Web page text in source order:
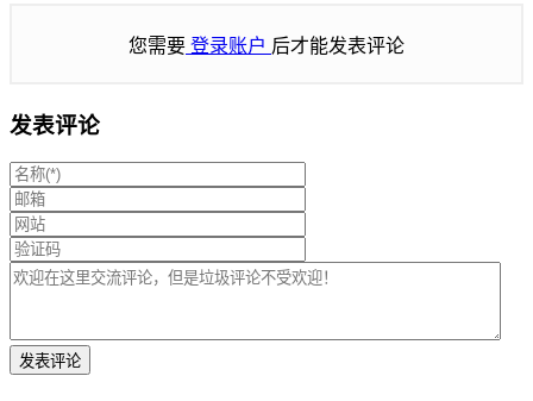
您需要 登录账户 后才能发表评论
发表评论